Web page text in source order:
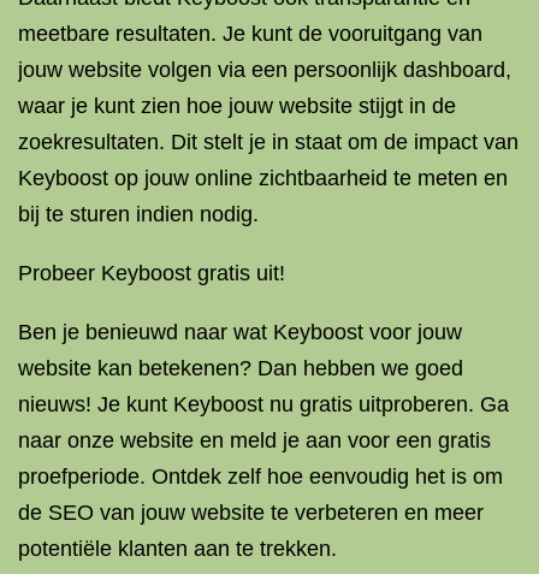
meetbare resultaten. Je kunt de vooruitgang van
jouw website volgen via een persoonlijk dashboard,
waar je kunt zien hoe jouw website stijgt in de
zoekresultaten. Dit stelt je in staat om de impact van
Keyboost op jouw online zichtbaarheid te meten en
bij te sturen indien nodig.
Probeer Keyboost gratis uit!
Ben je benieuwd naar wat Keyboost voor jouw
website kan betekenen? Dan hebben we goed
nieuws! Je kunt Keyboost nu gratis uitproberen. Ga
naar onze website en meld je aan voor een gratis
proefperiode. Ontdek zelf hoe eenvoudig het is om
de SEO van jouw website te verbeteren en meer
potentiële klanten aan te trekken.